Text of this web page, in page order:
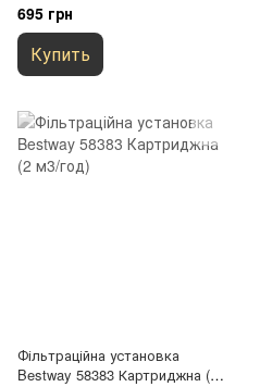
695 грн
Купить
Фільтраційна установка
Bestway 58383 Картриджна (2